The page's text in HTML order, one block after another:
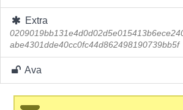
Extra
abe4301dde40cc0fc44d862498190739bb5f
Ava